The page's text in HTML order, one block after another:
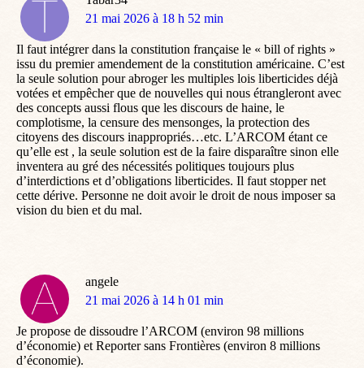
dit
21 mai 2026 à 18 h 52 min
Il faut intégrer dans la constitution française le « bill of rights »
issu du premier amendement de la constitution américaine. C’est
la seule solution pour abroger les multiples lois liberticides déjà
votées et empêcher que de nouvelles qui nous étrangleront avec
des concepts aussi flous que les discours de haine, le
complotisme, la censure des mensonges, la protection des
citoyens des discours inappropriés…etc. L’ARCOM étant ce
qu’elle est , la seule solution est de la faire disparaître sinon elle
inventera au gré des nécessités politiques toujours plus
d’interdictions et d’obligations liberticides. Il faut stopper net
cette dérive. Personne ne doit avoir le droit de nous imposer sa
vision du bien et du mal.
angele
dit
21 mai 2026 à 14 h 01 min
Je propose de dissoudre l’ARCOM (environ 98 millions
d’économie) et Reporter sans Frontières (environ 8 millions
d’économie).